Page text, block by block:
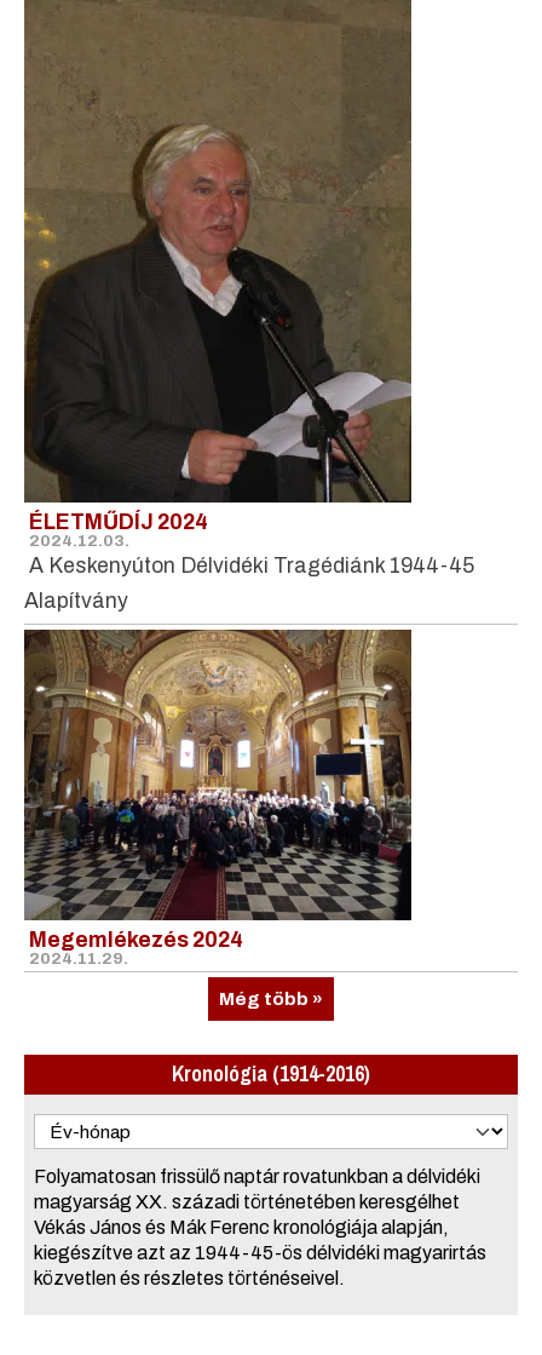
ÉLETMŰDÍJ 2024
2024.12.03.
A Keskenyúton Délvidéki Tragédiánk 1944-45
Alapítvány
Megemlékezés 2024
2024.11.29.
Még több »
Kronológia (1914-2016)
Folyamatosan frissülő naptár rovatunkban a délvidéki
magyarság XX. századi történetében keresgélhet
Vékás János és Mák Ferenc kronológiája alapján,
kiegészítve azt az 1944-45-ös délvidéki magyarirtás
közvetlen és részletes történéseivel.